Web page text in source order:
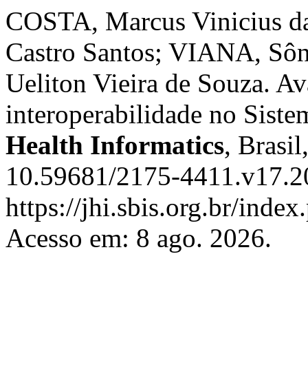
COSTA, Marcus Vinicius
Castro Santos; VIANA,
Ueliton Vieira de Souza.
interoperabilidade no
Health Informatics,
10.59681/2175-
https://jhi.sbis.org.br/
Acesso em: 8 ago. 2026.